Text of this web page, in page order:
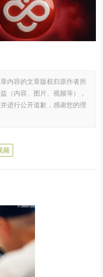
内容的文章版权归原作者所
（内容、图片、视频等），
进行公开道歉，感谢您的理
频